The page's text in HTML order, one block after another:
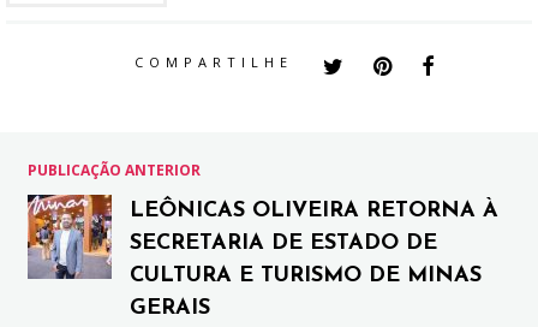
COMPARTILHE
PUBLICAÇÃO ANTERIOR
LEÔNICAS OLIVEIRA RETORNA À
SECRETARIA DE ESTADO DE
CULTURA E TURISMO DE MINAS
GERAIS